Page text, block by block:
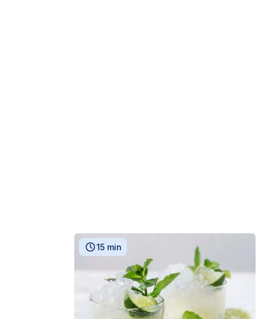
15 min